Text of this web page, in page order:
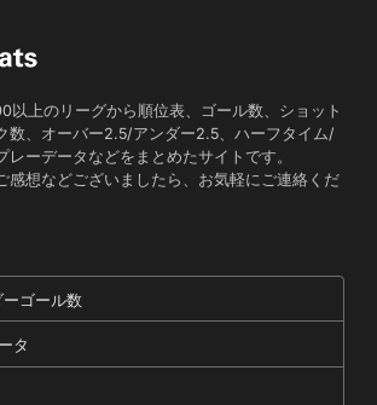
以上のリーグから順位表、ゴール数、ショット
数、オーバー2.5/アンダー2.5、ハーフタイム/
レーデータなどをまとめたサイトです。
感想などございましたら、お気軽にご連絡くだ
ゴール数
タ